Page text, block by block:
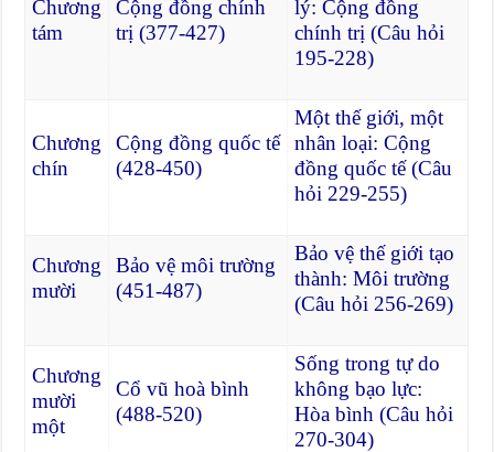
Chương
tám
Cộng đồng chính
trị (377-427)
lý: Cộng đồng
chính trị (Câu hỏi
195-228)
Chương
chín
Cộng đồng quốc tế
(428-450)
Một thế giới, một
nhân loại: Cộng
đồng quốc tế (Câu
hỏi 229-255)
Chương
mười
Bảo vệ môi trường
(451-487)
Bảo vệ thế giới tạo
thành: Môi trường
(Câu hỏi 256-269)
Chương
mười
một
Cổ vũ hoà bình
(488-520)
Sống trong tự do
không bạo lực:
Hòa bình (Câu hỏi
270-304)